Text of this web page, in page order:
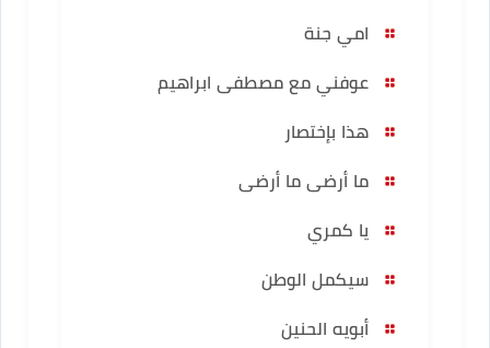
امي جنة
عوفني مع مصطفى ابراهيم
هذا بإختصار
ما أرضى ما أرضى
يا كمري
سيكمل الوطن
أبويه الحنين